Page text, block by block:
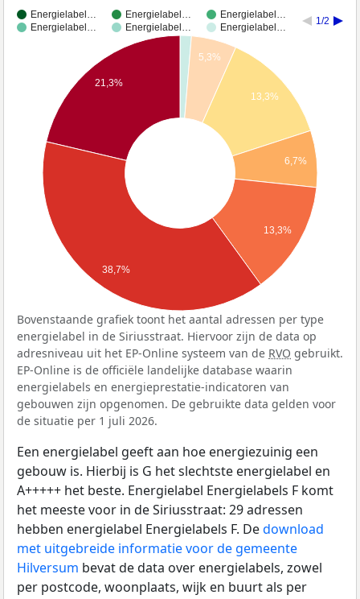
Energielabel… Energielabel…
Energielabel…
Energielabel…
Energielabel… Energielabel…
1/2
5,3%
13,3%
6,7%
13,3%
21,3%
38,7%
Bovenstaande grafiek toont het aantal adressen per type
energielabel in de Siriusstraat. Hiervoor zijn de data op
adresniveau uit het EP-Online systeem van de RVO gebruikt.
EP-Online is de officiële landelijke database waarin
energielabels en energieprestatie-indicatoren van
gebouwen zijn opgenomen. De gebruikte data gelden voor
de situatie per 1 juli 2026.
Een energielabel geeft aan hoe energiezuinig een
gebouw is. Hierbij is G het slechtste energielabel en
A+++++ het beste. Energielabel Energielabels F komt
het meeste voor in de Siriusstraat: 29 adressen
hebben energielabel Energielabels F. Dedownload
met uitgebreide informatie voor de gemeente
Hilversum bevat de data over energielabels, zowel
per postcode, woonplaats, wijk en buurt als per